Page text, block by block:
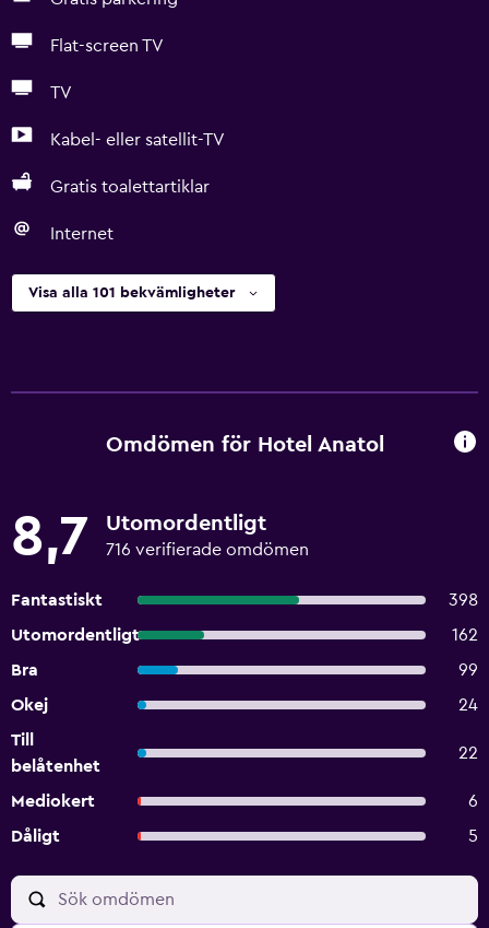
Flat-screen TV
TV
Kabel- eller satellit-TV
Gratis toalettartiklar
Internet
Visa alla 101 bekvämligheter
Omdömen för Hotel Anatol
8,7 Utomordentligt
716 verifierade omdömen
Fantastiskt
398
Utomordentligt
162
Bra
99
Okej
24
Till
belåtenhet
22
Mediokert
6
Dåligt
5